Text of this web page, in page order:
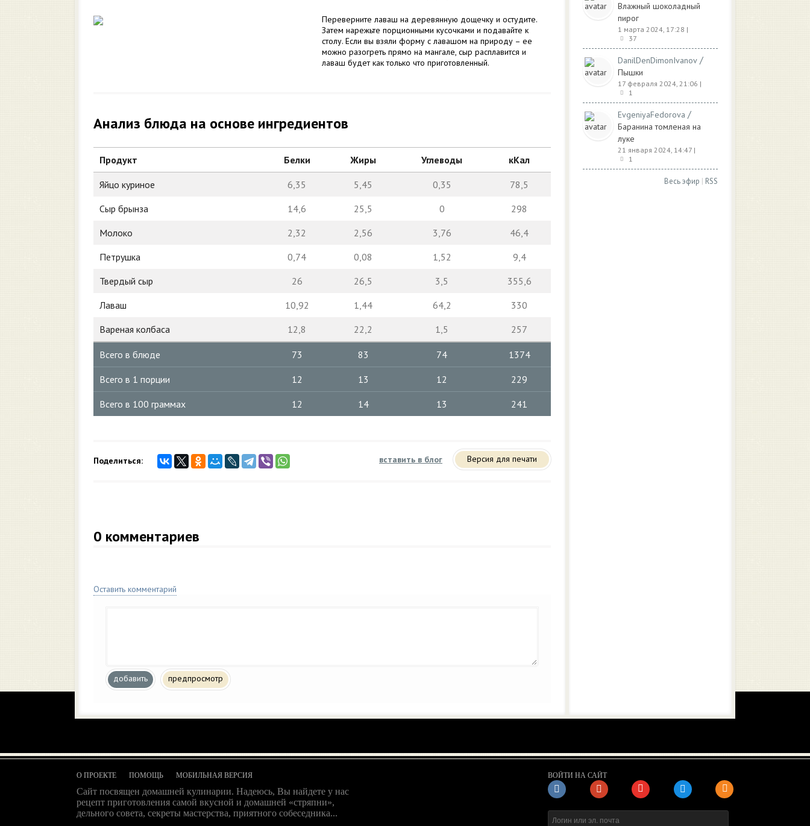
Переверните лаваш на деревянную дощечку и остудите.
Затем нарежьте порционными кусочками и подавайте к
столу. Если вы взяли форму с лавашом на природу – ее
можно разогреть прямо на мангале, сыр расплавится и
лаваш будет как только что приготовленный.
Анализ блюда на основе ингредиентов
Продукт Белки Жиры Углеводы кКал
Яйцо куриное 6,35 5,45 0,35
78,5
Сыр брынза
14,6 25,5 0
298
Молоко
2,32 2,56 3,76
46,4
Петрушка
0,74 0,08 1,52
9,4
Твердый сыр
26 26,5 3,5
355,6
Лаваш
10,92 1,44 64,2
330
Вареная колбаса
12,8 22,2 1,5 257
Всего в блюде 73 83 74 1374
Всего в 1 порции 12 13 12 229
Всего в 100 граммах 12 14 13 241
Поделиться: вставить в блог Версия для печати
0 комментариев
Оставить комментарий
добавить предпросмотр
Влажный шоколадный
пирог
1 марта 2024, 17:28 |
37
DanilDenDimonIvanov /
Пышки
17 февраля 2024, 21:06 |
1
EvgeniyaFedorova /
Баранина томленая на
луке
21 января 2024, 14:47 |
1
Весь эфир | RSS
О ПРОЕКТЕ ПОМОЩЬ МОБИЛЬНАЯ ВЕРСИЯ
Сайт посвящен домашней кулинарии. Надеюсь, Вы найдете у нас
рецепт приготовления самой вкусной и домашней «стряпни»,
дельного совета, секреты мастерства, приятного собеседника...
ВОЙТИ НА САЙТ